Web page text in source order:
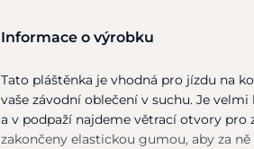
Informace o výrobku
Tato pláštěnka je vhodná pro jízdu na
vaše závodní oblečení v suchu. Je
a v podpaží najdeme větrací otvory pro
zakončeny elastickou gumou, aby za ně